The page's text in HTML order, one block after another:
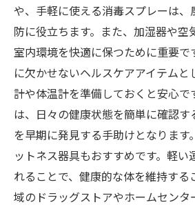
地域住民の声を反映した
環境に優しいホームケア
季節ごとのホームケアニ
地域の伝統的なケア方法
ホームケア用品を選ぶ際に考慮
安全性を重視したホーム
費用対効果の高い製品の
口コミやレビューの活用法
ホームケア用品の選定基準
や、手軽に使える消毒スプレーは
防に役立ちます。また、加湿器や空
室内環境を快適に保つために重要で
に欠かせないヘルスケアアイテムと
計や体温計を準備しておくと安心で
は、日々の健康状態を簡単に確認す
を早期に発見する手助けとなります
ットネス器具もおすすめです。軽い
れることで、健康的な体を維持する
域のドラッグストアやホームセンタ